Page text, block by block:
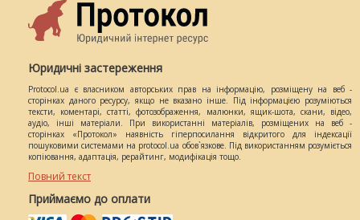
Юридичні застереження
Protocol.ua є власником авторських прав на інформацію, розміщену на веб -
сторінках даного ресурсу, якщо не вказано інше. Під інформацією розуміються
тексти, коментарі, статті, фотозображення, малюнки, ящик-шота, скани, відео,
аудіо, інші матеріали. При використанні матеріалів, розміщених на веб -
сторінках «Протокол» наявність гіперпосилання відкритого для індексації
пошуковими системами на protocol.ua обов`язкове. Під використанням розуміється
копіювання, адаптація, рерайтинг, модифікація тощо.
Повний текст
Приймаємо до оплати